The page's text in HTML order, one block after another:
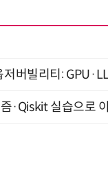
저버빌리티:
·Qiskit 실습으로